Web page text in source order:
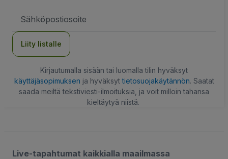
Liity listalle
Kirjautumalla sisään tai luomalla tilin hyväksyt
käyttäjäsopimuksen ja hyväksyttietosuojakäytännön. Saatat
saada meiltä tekstiviesti-ilmoituksia, ja voit milloin tahansa
kieltäytyä niistä.
Live-tapahtumat kaikkialla maailmassa